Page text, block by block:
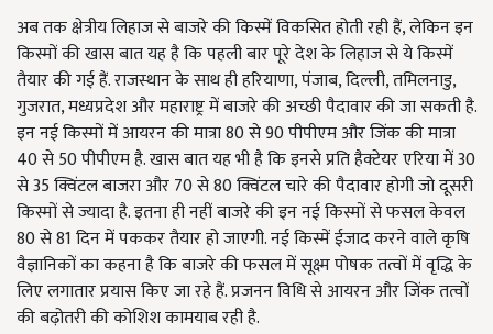
अब तक क्षेत्रीय लिहाज से बाजरे की किस्में विकसित होती रही हैं, लेकिन इन
किस्मों की खास बात यह है कि पहली बार पूरे देश के लिहाज से ये किस्में
तैयार की गई हैं. राजस्थान के साथ ही हरियाणा, पंजाब, ​दिल्ली, तमिलनाडु,
गुजरात, मध्यप्रदेश और महाराष्ट्र में बाजरे की अच्छी पैदावार की जा सकती है.
इन नई किस्मों में आयरन की मात्रा 80 से 90 पीपीएम और जिंक की मात्रा
40 से 50 पीपीएम है. खास बात यह भी है कि इनसे प्रति हैक्टेयर एरिया में 30
से 35 क्विंटल बाजरा और 70 से 80 क्विंटल चारे की पैदावार होगी जो दूसरी
किस्मों से ज्यादा है. इतना ही नहीं बाजरे की इन नई किस्मों से फसल केवल
80 से 81 दिन में पककर तैयार हो जाएगी. नई किस्में ईजाद करने वाले कृषि
वैज्ञानिकों का कहना है कि बाजरे की फसल में सूक्ष्म पोषक तत्वों में वृद्धि के
लिए लगातार प्रयास किए जा रहे हैं. प्रजनन विधि से आयरन और जिंक तत्वों
की बढ़ोतरी की कोशिश कामयाब रही है.